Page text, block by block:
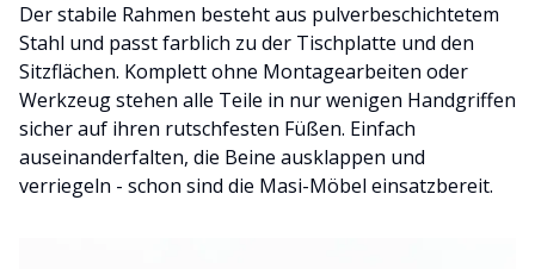
Der stabile Rahmen besteht aus pulverbeschichtetem
Stahl und passt farblich zu der Tischplatte und den
Sitzflächen. Komplett ohne Montagearbeiten oder
Werkzeug stehen alle Teile in nur wenigen Handgriffen
sicher auf ihren rutschfesten Füßen. Einfach
auseinanderfalten, die Beine ausklappen und
verriegeln - schon sind die Masi-Möbel einsatzbereit.